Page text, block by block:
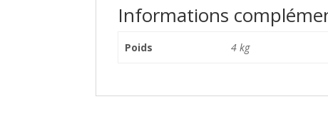
Informations
Poids 4 kg